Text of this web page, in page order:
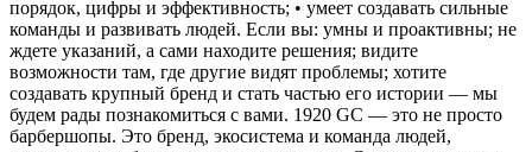
порядок, цифры и эффективность; • умеет создавать сильные
команды и развивать людей. Если вы: умны и проактивны; не
ждете указаний, а сами находите решения; видите
возможности там, где другие видят проблемы; хотите
создавать крупный бренд и стать частью его истории — мы
будем рады познакомиться с вами. 1920 GC — это не просто
барбершопы. Это бренд, экосистема и команда людей,